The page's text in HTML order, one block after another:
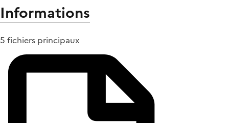
Informations
5 fichiers principaux